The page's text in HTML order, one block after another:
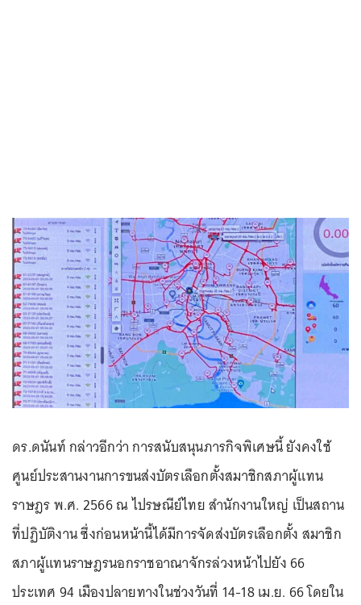
ดร.ดนันท์ กล่าวอีกว่า การสนับสนุนภารกิจพิเศษนี้ ยังคงใช้
ศูนย์ประสานงานการขนส่งบัตรเลือกตั้งสมาชิกสภาผู้แทน
ราษฎร พ.ศ. 2566 ณ ไปรษณีย์ไทย สำนักงานใหญ่ เป็นสถาน
ที่ปฏิบัติงาน ซึ่งก่อนหน้านี้ได้มีการจัดส่งบัตรเลือกตั้ง สมาชิก
สภาผู้แทนราษฎรนอกราชอาณาจักรล่วงหน้าไปยัง 66
ประเทศ 94 เมืองปลายทางในช่วงวันที่ 14-18 เม.ย. 66 โดยใน